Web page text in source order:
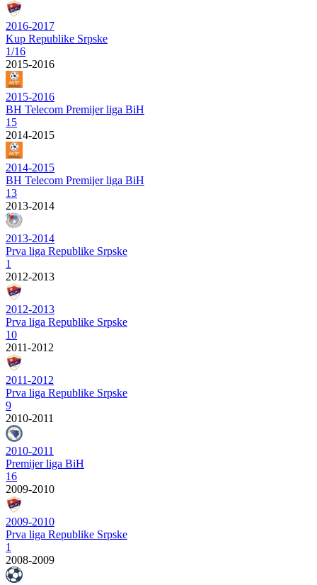
2016-2017
Kup Republike Srpske
1/16
2015-2016
2015-2016
BH Telecom Premijer liga BiH
15
2014-2015
2014-2015
BH Telecom Premijer liga BiH
13
2013-2014
2013-2014
Prva liga Republike Srpske
1
2012-2013
2012-2013
Prva liga Republike Srpske
10
2011-2012
2011-2012
Prva liga Republike Srpske
9
2010-2011
2010-2011
Premijer liga BiH
16
2009-2010
2009-2010
Prva liga Republike Srpske
1
2008-2009